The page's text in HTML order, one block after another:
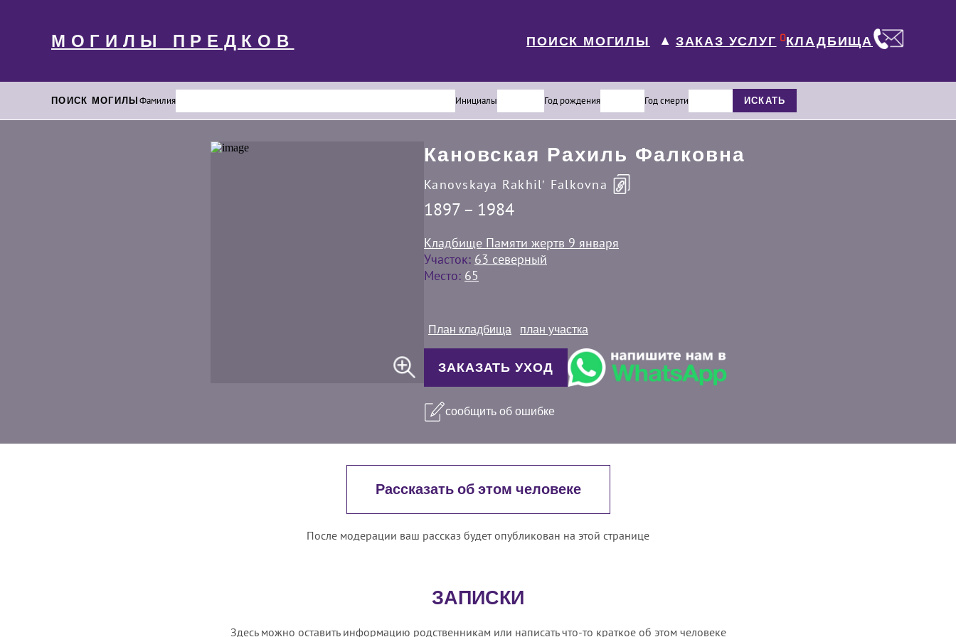
МОГИЛЫ ПРЕДКОВ ПОИСК МОГИЛЫ ▼ ЗАКАЗ УСЛУГ 0КЛАДБИЩА
ПОИСК МОГИЛЫФамилия Инициалы Год рождения Год смерти ИСКАТЬ
Кановская Рахиль Фалковна
Kanovskaya Rakhilʹ Falkovna
1897 – 1984
Кладбище Памяти жертв 9 января
Участок: 63 северный
Место: 65
План кладбища план участка
ЗАКАЗАТЬ УХОД
сообщить об ошибке
Рассказать об этом человеке
После модерации ваш рассказ будет опубликован на этой странице
ЗАПИСКИ
Здесь можно оставить информацию родственникам или написать что-то краткое об этом человеке